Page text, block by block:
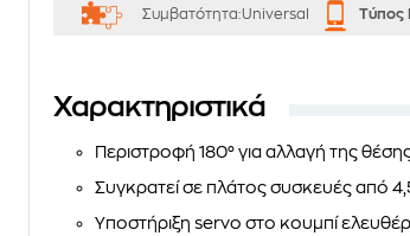
Συμβατότητα:Universal Τύπος
Χαρακτηριστικά
Περιστροφή 180° για αλλαγή της
Συγκρατεί σε πλάτος συσκευές από
Υποστήριξη servo στο κουμπί